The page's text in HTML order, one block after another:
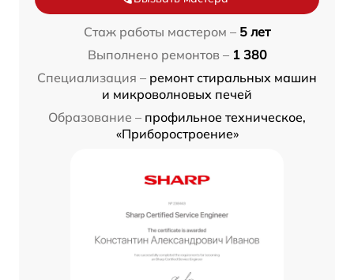
Стаж работы мастером – 5 лет
Выполнено ремонтов – 1 380
Специализация – ремонт стиральных машин
и микроволновых печей
Образование – профильное техническое,
«Приборостроение»